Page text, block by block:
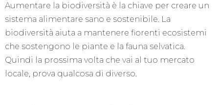
Aumentare la biodiversità è la chiave per creare un
sistema alimentare sano e sostenibile. La
biodiversità aiuta a mantenere fiorenti ecosistemi
che sostengono le piante e la fauna selvatica.
Quindi la prossima volta che vai al tuo mercato
locale, prova qualcosa di diverso.